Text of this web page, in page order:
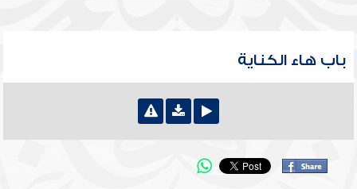
باب هاء الكناية